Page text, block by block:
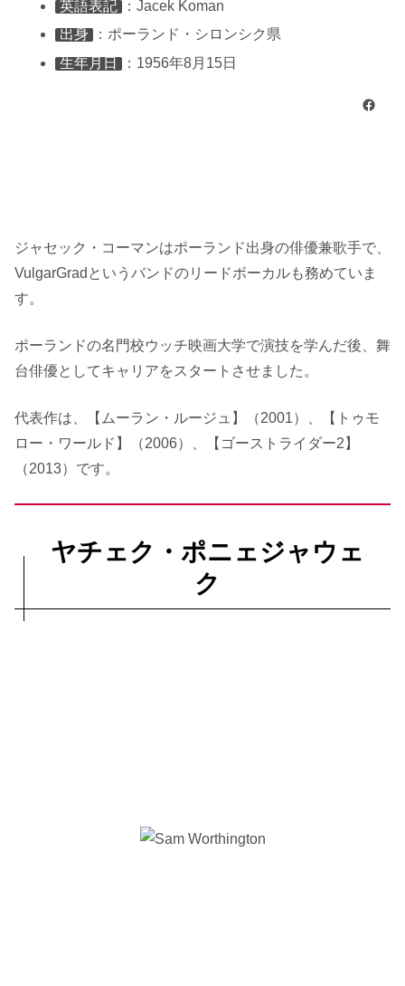
英語表記
：Jacek Koman
出身
：ポーランド・シロンシク県
生年月日
：1956年8月15日
Facebook
ジャセック・コーマンはポーランド出身の俳優兼歌手で、
VulgarGradというバンドのリードボーカルも務めていま
す。
ポーランドの名門校ウッチ映画大学で演技を学んだ後、舞
台俳優としてキャリアをスタートさせました。
代表作は、【ムーラン・ルージュ】（2001）、【トゥモ
ロー・ワールド】（2006）、【ゴーストライダー2】
（2013）です。
ヤチェク・ポニェジャウェ
ク